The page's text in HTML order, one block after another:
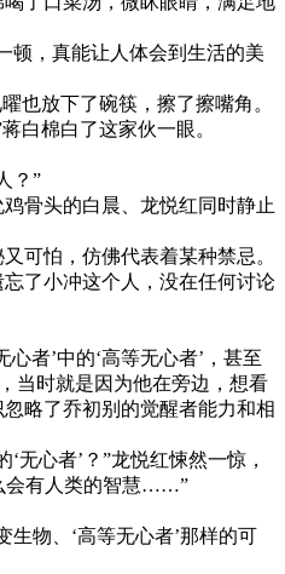
顿，真能让人体会到生活的美
也放下了碗筷，擦了擦嘴角。
白棉白了这家伙一眼。
？”
骨头的白晨、龙悦红同时静止
可怕，仿佛代表着某种禁忌。
了小冲这个人，没在任何讨论
心者’中的‘高等无心者’，甚至
当时就是因为他在旁边，想看
略了乔初别的觉醒者能力和相
无心者’？”龙悦红悚然一惊，
会有人类的智慧……”
生物、‘高等无心者’那样的可